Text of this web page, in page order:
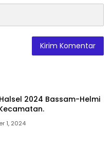
Bassam-Helmi
di 23 Kecamatan.
1, 2024